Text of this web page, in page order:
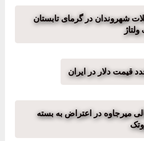
شهروندان در گرمای تابستان
قیمت دلار در ایران
میرجاوه در اعتراض به بسته